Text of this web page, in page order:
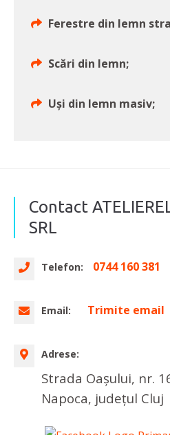
Ferestre din lemn
Scări din lemn;
Uşi din lemn masiv;
Contact
SRL
Telefon: 0744 160 381
Email: Trimite email
Adrese:
Strada Oașului, nr.
Napoca, județul Cluj